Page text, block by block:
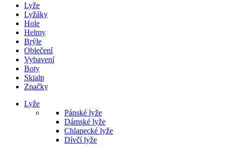
Lyže
Lyžáky
Hole
Helmy
Brýle
Oblečení
Vybavení
Boty
Skialp
Značky
Lyže
Pánské lyže
Dámské lyže
Chlapecké lyže
Dívčí lyže